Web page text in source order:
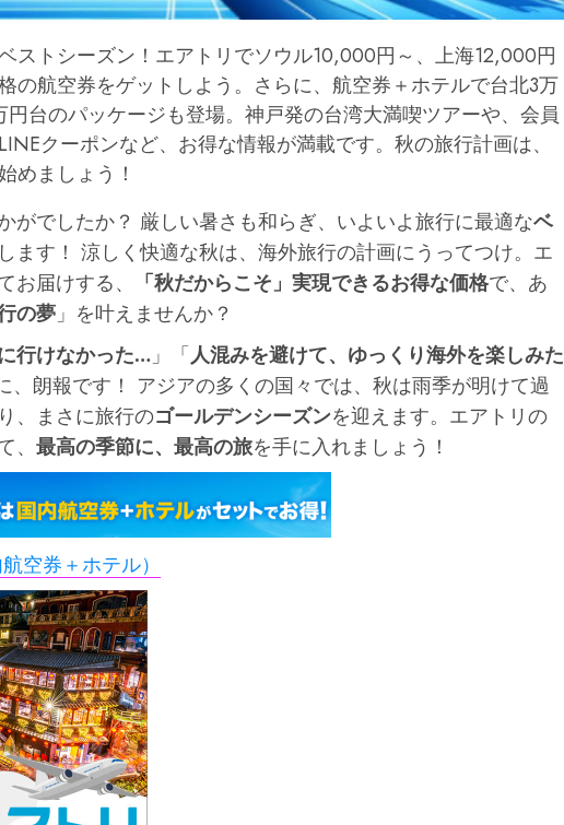
ストシーズン！エアトリでソウル10,000円～、上海12,000円
の航空券をゲットしよう。さらに、航空券＋ホテルで台北3万
円台のパッケージも登場。神戸発の台湾大満喫ツアーや、会員
クーポンなど、お得な情報が満載です。秋の旅行計画は、
めましょう！
がでしたか？ 厳しい暑さも和らぎ、いよいよ旅行に最適なベ
ます！ 涼しく快適な秋は、海外旅行の計画にうってつけ。エ
お届けする、
「秋だからこそ」実現できるお得な価格で、あ
の夢 」を叶えませんか？
行けなかった… 」「人混みを避けて、ゆっくり海外を楽しみた
、朗報です！ アジアの多くの国々では、秋は雨季が明けて過
、まさに旅行のゴールデンシーズンを迎えます。エアトリの
最高の季節に、最高の旅を手に入れましょう！
空券＋ホテル）